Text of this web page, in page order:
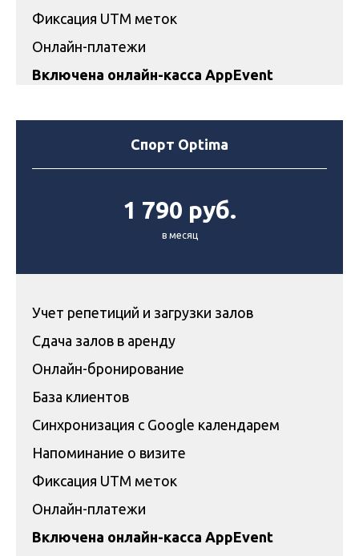
Фиксация UTM меток
Онлайн-платежи
Включена онлайн-касса AppEvent
Спорт Optima
1 790 руб.
в месяц
Учет репетиций и загрузки залов
Сдача залов в аренду
Онлайн-бронирование
База клиентов
Синхронизация с Google календарем
Напоминание о визите
Фиксация UTM меток
Онлайн-платежи
Включена онлайн-касса AppEvent